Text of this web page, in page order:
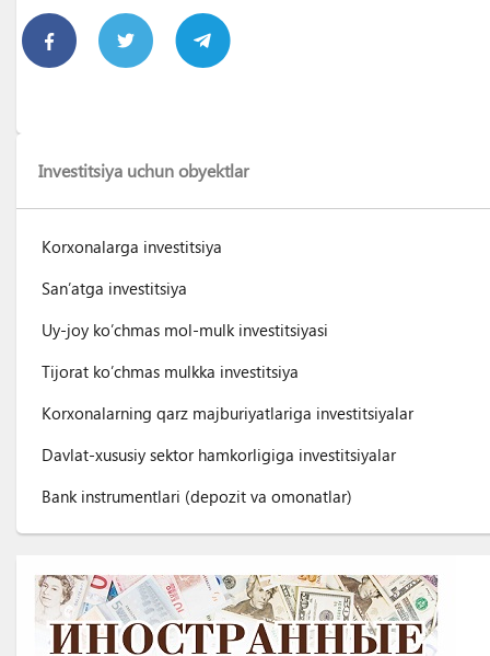
Investitsiya uchun obyektlar
Korxonalarga investitsiya
San’atga investitsiya
Uy-joy ko’chmas mol-mulk investitsiyasi
Tijorat ko’chmas mulkka investitsiya
Korxonalarning qarz majburiyatlariga investitsiyalar
Davlat-xususiy sektor hamkorligiga investitsiyalar
Bank instrumentlari (depozit va omonatlar)